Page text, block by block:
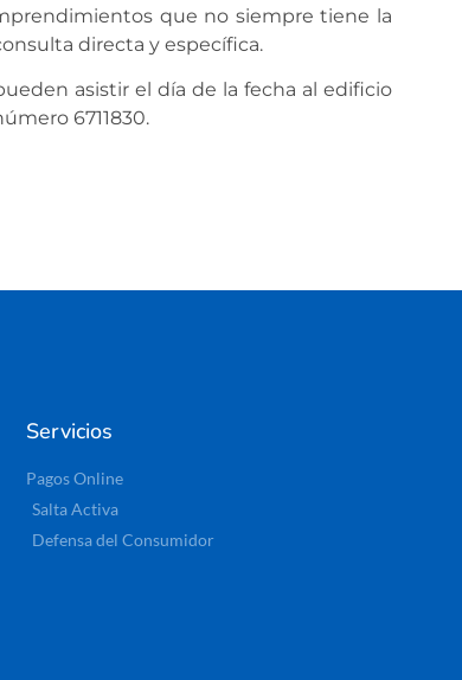
que no siempre tiene la
directa y específica.
asistir el día de la fecha al edificio
6711830.
Servicios
Pagos Online
Salta Activa
Defensa del Consumidor